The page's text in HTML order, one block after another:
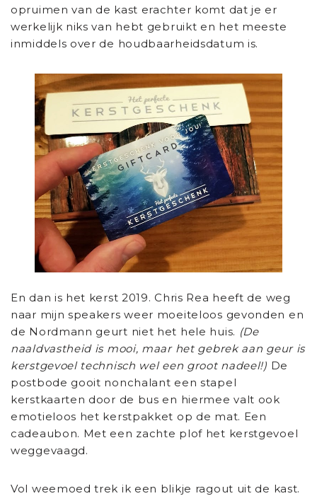
opruimen van de kast erachter komt dat je er
werkelijk niks van hebt gebruikt en het meeste
inmiddels over de houdbaarheidsdatum is.
En dan is het kerst 2019. Chris Rea heeft de weg
naar mijn speakers weer moeiteloos gevonden en
de Nordmann geurt niet het hele huis. (De
naaldvastheid is mooi, maar het gebrek aan geur is
kerstgevoel technisch wel een groot nadeel!) De
postbode gooit nonchalant een stapel
kerstkaarten door de bus en hiermee valt ook
emotieloos het kerstpakket op de mat. Een
cadeaubon. Met een zachte plof het kerstgevoel
weggevaagd.
Vol weemoed trek ik een blikje ragout uit de kast.